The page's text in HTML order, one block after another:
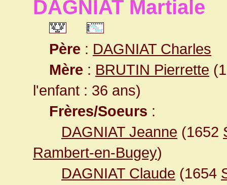
DAGNIAT Martiale
Père : DAGNIAT Charles
Mère : BRUTIN Pierrette
l'enfant : 36 ans)
Frères/Soeurs :
DAGNIAT Jeanne (1652
Rambert-en-Bugey)
DAGNIAT Claude (1654